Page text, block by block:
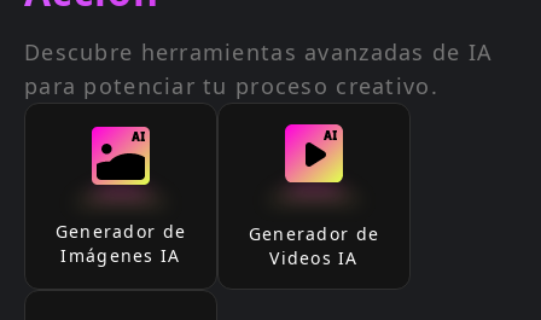
Descubre herramientas avanzadas de IA
para potenciar tu proceso creativo.
Generador de
Imágenes IA
Generador de
Videos IA